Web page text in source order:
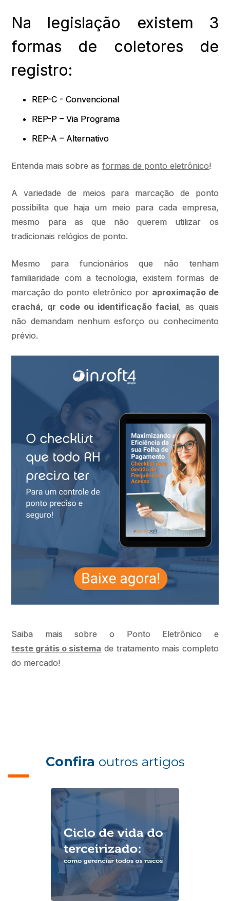
Na legislação existem 3
formas de coletores de
registro:
REP-C - Convencional
REP-P – Via Programa
REP-A – Alternativo
Entenda mais sobre asformas de ponto eletrônico!
A variedade de meios para marcação de ponto
possibilita que haja um meio para cada empresa,
mesmo para as que não querem utilizar os
tradicionais relógios de ponto.
Mesmo para funcionários que não tenham
familiaridade com a tecnologia, existem formas de
marcação do ponto eletrônico por aproximação de
crachá, qr code ou identificação facial, as quais
não demandam nenhum esforço ou conhecimento
prévio.
Saiba mais sobre o Ponto Eletrônico e
teste grátis o sistema de tratamento mais completo
do mercado!
Confira outros artigos